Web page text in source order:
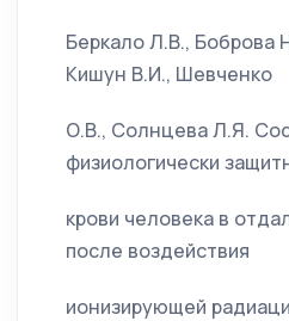
Беркало Л.В., Боброва
Кишун В.И., Шевченко
О.В., Солнцева Л.Я.
физиологически
крови человека в
после воздействия
ионизирующей